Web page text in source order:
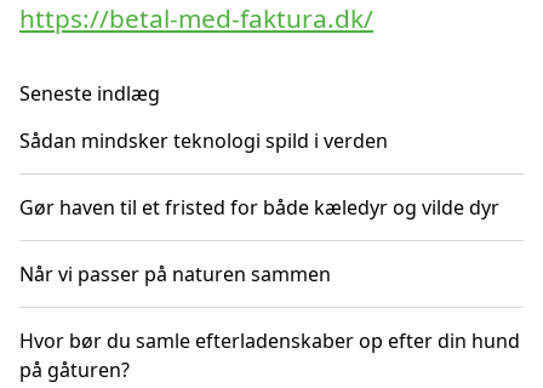
https://betal-med-faktura.dk/
Seneste indlæg
Sådan mindsker teknologi spild i verden
Gør haven til et fristed for både kæledyr og vilde dyr
Når vi passer på naturen sammen
Hvor bør du samle efterladenskaber op efter din hund
på gåturen?